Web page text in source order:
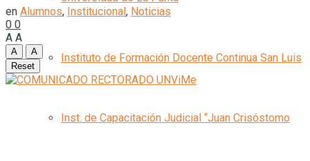
Instituto de Formación Docente Continua San Luis
Inst. de Capacitación Judicial “Juan Crisóstomo
en Alumnos, Institucional, Noticias
0 0
A A
A
A
Reset